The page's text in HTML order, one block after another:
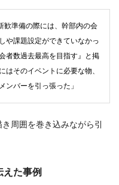
歓準備の際には、幹部内の会
や課題設定ができていなかっ
者数過去最高を目指す』と掲
はそのイベントに必要な物、
ンバーを引っ張った」
周囲を巻き込みながら引
えた事例